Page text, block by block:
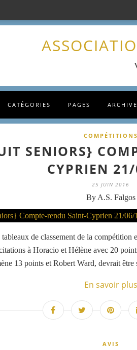
CATÉGORIES PAGES
COMPÉTITIONS
SENIORS}
CYPRIEN
25 JUIN 2016
By A.S. Falgos
de classement de la compétition
à Horacio et Hélène avec 20
13 points et Robert Ward, devrait être
En savoir plus
AVIS